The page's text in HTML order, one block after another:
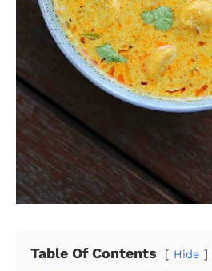
Table Of Contents Hide